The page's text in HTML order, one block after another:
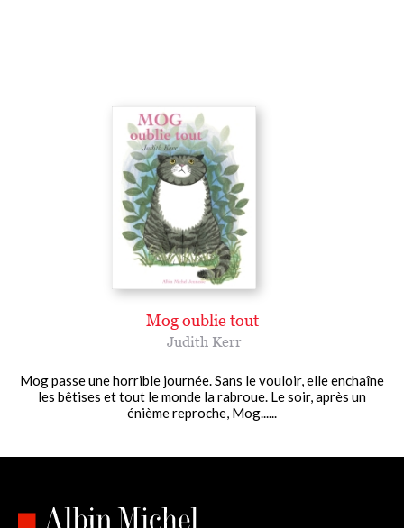
Mog oublie tout
Judith Kerr
Mog passe une horrible journée. Sans le vouloir, elle enchaîne
les bêtises et tout le monde la rabroue. Le soir, après un
énième reproche, Mog......